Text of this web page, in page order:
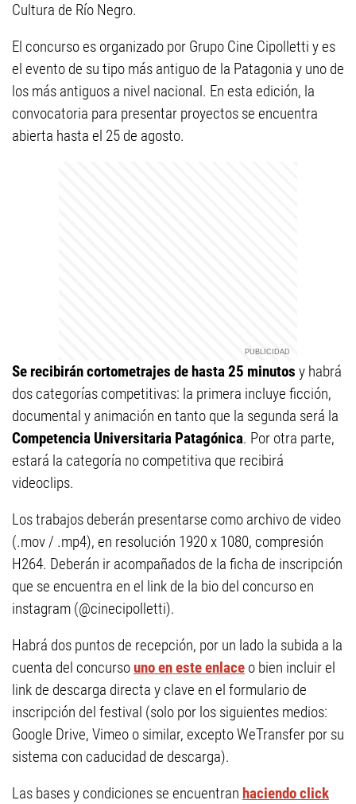
Cultura de Río Negro.
El concurso es organizado por Grupo Cine Cipolletti y es
el evento de su tipo más antiguo de la Patagonia y uno de
los más antiguos a nivel nacional. En esta edición, la
convocatoria para presentar proyectos se encuentra
abierta hasta el 25 de agosto.
Se recibirán cortometrajes de hasta 25 minutos y habrá
dos categorías competitivas: la primera incluye ficción,
documental y animación en tanto que la segunda será la
Competencia Universitaria Patagónica. Por otra parte,
estará la categoría no competitiva que recibirá
videoclips.
Los trabajos deberán presentarse como archivo de video
(.mov / .mp4), en resolución 1920 x 1080, compresión
H264. Deberán ir acompañados de la ficha de inscripción
que se encuentra en el link de la bio del concurso en
instagram (@cinecipolletti).
Habrá dos puntos de recepción, por un lado la subida a la
cuenta del concurso uno en este enlace o bien incluir el
link de descarga directa y clave en el formulario de
inscripción del festival (solo por los siguientes medios:
Google Drive, Vimeo o similar, excepto WeTransfer por su
sistema con caducidad de descarga).
Las bases y condiciones se encuentran haciendo click